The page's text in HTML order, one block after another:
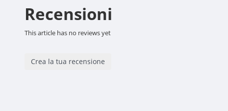
Recensioni
This article has no reviews yet
Crea la tua recensione